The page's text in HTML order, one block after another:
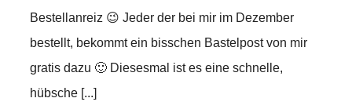
Bestellanreiz 😉 Jeder der bei mir im Dezember
bestellt, bekommt ein bisschen Bastelpost von mir
gratis dazu 🙂 Diesesmal ist es eine schnelle,
hübsche [...]